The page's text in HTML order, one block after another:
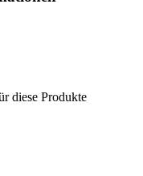
diese Produkte